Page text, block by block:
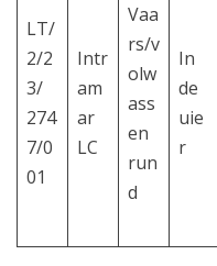
LT/
2/2
3/
274
7/0
01
Intr
am
ar
LC
Vaa
rs/v
olw
ass
en
run
d
In
de
uie
r